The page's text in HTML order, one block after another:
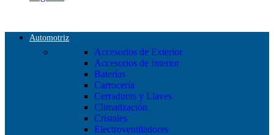
Automotriz
Accesorios de Exterior
Accesorios de Interior
Baterías
Carrocería
Cerraduras y Llaves
Climatización
Cristales
Electroventiladores